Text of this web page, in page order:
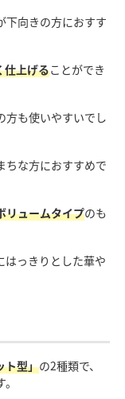
下向きの方におすす
仕上げることができ
方も使いやすいでし
ちな方におすすめで
リュームタイプのも
はっきりとした華や
ト型」の2種類で、